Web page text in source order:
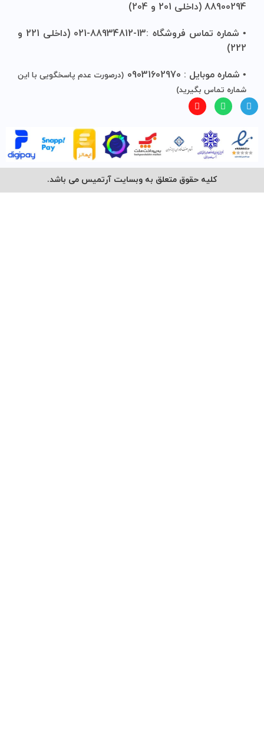
88900294 (داخلی 201 و 204)
• شماره تماس فروشگاه :13-88934812-021 (داخلی 221 و
222)
• شماره موبایل : 09031602970
(درصورت عدم پاسخگویی با این
شماره تماس بگیرید)
کلیه حقوق متعلق به وبسایت آرتمیس می باشد.